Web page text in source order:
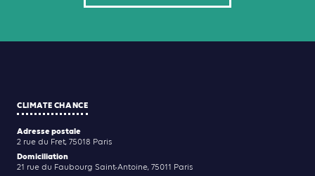
CLIMATE CHANCE
Adresse postale
2 rue du Fret, 75018 Paris
Domiciliation
21 rue du Faubourg Saint-Antoine, 75011 Paris